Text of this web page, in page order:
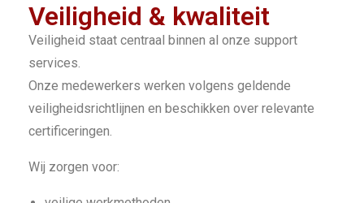
Veiligheid & kwaliteit
Veiligheid staat centraal binnen al onze support
services.
Onze medewerkers werken volgens geldende
veiligheidsrichtlijnen en beschikken over relevante
certificeringen.
Wij zorgen voor: